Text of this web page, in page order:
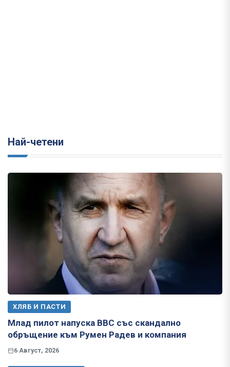
Най-четени
ХЛЯБ И ПАСТИ
Млад пилот напуска ВВС със скандално
обръщение към Румен Радев и компания
6 Август, 2026